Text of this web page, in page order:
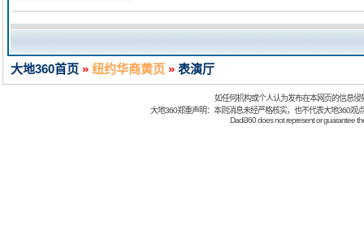
大地360首页 » 纽约华商黄页 » 表演厅
如任何机构或个人认为发布在本网页的信息
大地360郑重声明：本则消息未经严格核实，也不代表大地360观
Dadi360 does not represent or guarantee